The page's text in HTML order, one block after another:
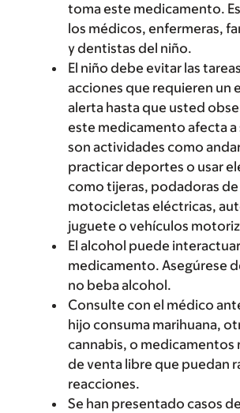
toma este medicamento.
los médicos, enfermeras,
y dentistas del niño.
El niño debe evitar las
acciones que requieren un
alerta hasta que usted
este medicamento afecta a
son actividades como
practicar deportes o usar
como tijeras, podadoras
motocicletas eléctricas,
juguete o vehículos
El alcohol puede
medicamento. Asegúrese
no beba alcohol.
Consulte con el médico
hijo consuma marihuana,
cannabis, o medicamentos
de venta libre que puedan
reacciones.
Se han presentado casos